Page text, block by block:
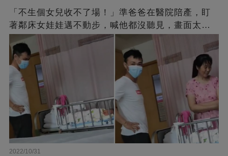
「不生個女兒收不了場！」準爸爸在醫院陪產，盯
著鄰床女娃娃邁不動步，喊他都沒聽見，畫面太有
愛了！
2022/10/31